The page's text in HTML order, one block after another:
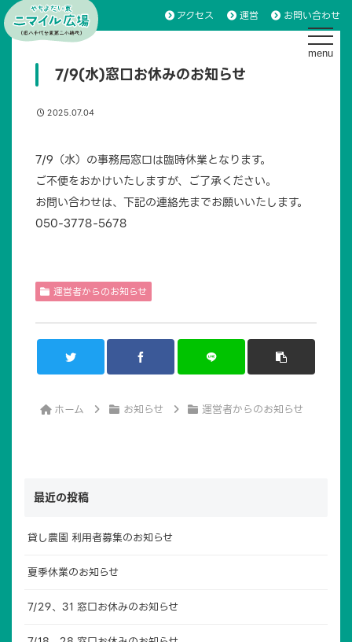
アクセス 運営 お問い合わせ
toggle
7/9(水)窓口お休みのお知らせ
2025.07.04
7/9（水）の事務局窓口は臨時休業となります。
ご不便をおかけいたしますが、ご了承ください。
お問い合わせは、下記の連絡先までお願いいたします。
050-3778-5678
運営者からのお知らせ
ホーム お知らせ 運営者からのお知らせ
最近の投稿
貸し農園 利用者募集のお知らせ
夏季休業のお知らせ
7/29、31 窓口お休みのお知らせ